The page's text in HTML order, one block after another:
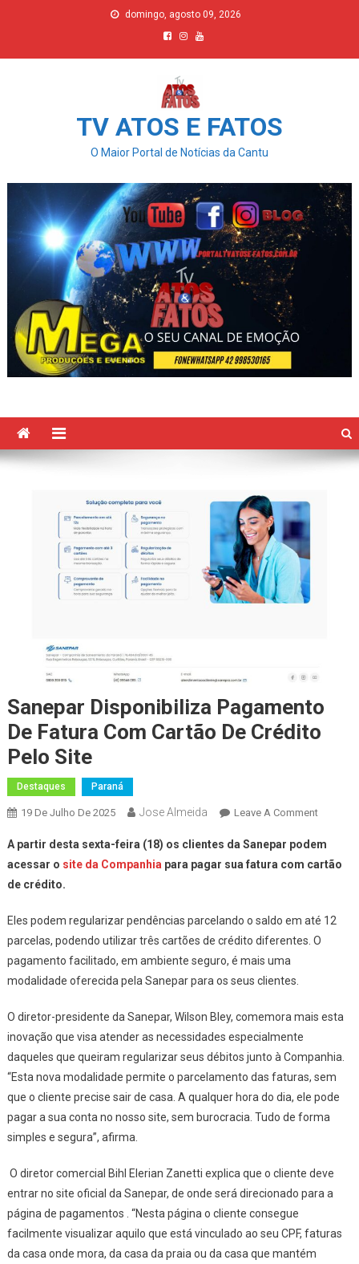
domingo, agosto 09, 2026
TV ATOS E FATOS
O Maior Portal de Notícias da Cantu
Sanepar Disponibiliza Pagamento
De Fatura Com Cartão De Crédito
Pelo Site
Destaques Paraná
19 De Julho De 2025 Jose Almeida Leave A CommentOn
Com
Cartão
Site
A partir desta sexta-feira (18) os clientes da Sanepar podem
acessar o site da Companhia para pagar sua fatura com cartão
de crédito.
Eles podem regularizar pendências parcelando o saldo em até 12
parcelas, podendo utilizar três cartões de crédito diferentes. O
pagamento facilitado, em ambiente seguro, é mais uma
modalidade oferecida pela Sanepar para os seus clientes.
O diretor-presidente da Sanepar, Wilson Bley, comemora mais esta
inovação que visa atender as necessidades especialmente
daqueles que queiram regularizar seus débitos junto à Companhia.
“Esta nova modalidade permite o parcelamento das faturas, sem
que o cliente precise sair de casa. A qualquer hora do dia, ele pode
pagar a sua conta no nosso site, sem burocracia. Tudo de forma
simples e segura”, afirma.
O diretor comercial Bihl Elerian Zanetti explica que o cliente deve
entrar no site oficial da Sanepar, de onde será direcionado para a
página de pagamentos . “Nesta página o cliente consegue
facilmente visualizar aquilo que está vinculado ao seu CPF, faturas
da casa onde mora, da casa da praia ou da casa que mantém